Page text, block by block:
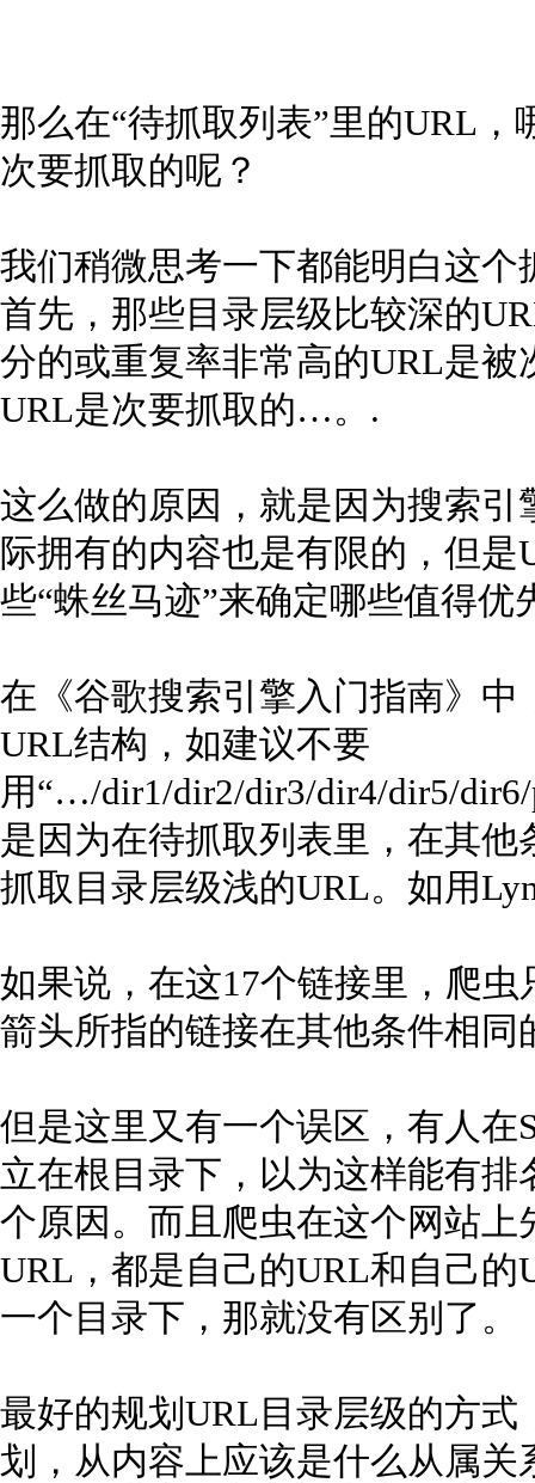
那么在“待抓取列表”里的URL
次要抓取的呢？
我们稍微思考一下都能明白这
首先，那些目录层级比较深的
分的或重复率非常高的URL是
URL是次要抓取的…。.
这么做的原因，就是因为搜索
际拥有的内容也是有限的，但
些“蛛丝马迹”来确定哪些值得优
在《谷歌搜索引擎入门指南》中
URL结构，如建议不要
用“…/dir1/dir2/dir3/dir4/dir5/
是因为在待抓取列表里，在其
抓取目录层级浅的URL。如用
如果说，在这17个链接里，爬
箭头所指的链接在其他条件相同
但是这里又有一个误区，有人在
立在根目录下，以为这样能有
个原因。而且爬虫在这个网站
URL，都是自己的URL和自己
一个目录下，那就没有区别了。
最好的规划URL目录层级的方
划，从内容上应该是什么从属